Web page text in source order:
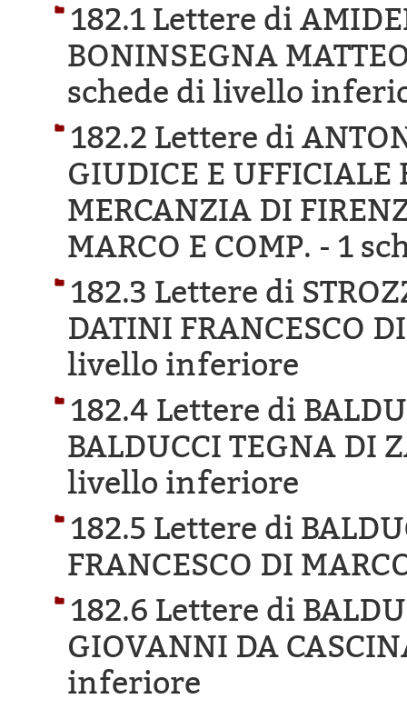
182.1 Lettere di
BONINSEGNA
schede di livello
182.2 Lettere di
GIUDICE E UFFICIALE
MERCANZIA DI
MARCO E COMP. - 1
182.3 Lettere di
DATINI FRANCESCO
livello inferiore
182.4 Lettere di
BALDUCCI TEGNA DI
livello inferiore
182.5 Lettere di
FRANCESCO DI
182.6 Lettere di
GIOVANNI DA
inferiore